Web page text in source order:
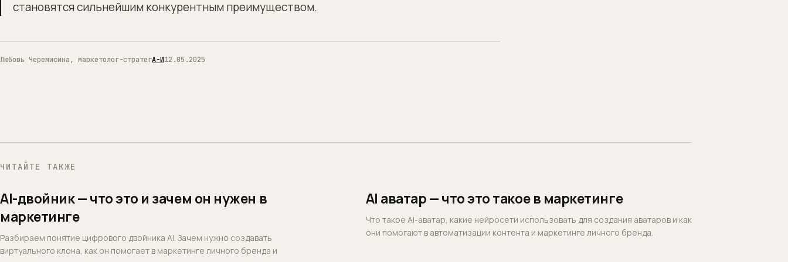
становятся сильнейшим конкурентным преимуществом.
Любовь Черемисина, маркетолог-стратегА-И12.05.2025
ЧИТАЙТЕ ТАКЖЕ
AI-двойник — что это и зачем он нужен в
маркетинге
Разбираем понятие цифрового двойника AI. Зачем нужно создавать
виртуального клона, как он помогает в маркетинге личного бренда и
AI аватар — что это такое в маркетинге
Что такое AI-аватар, какие нейросети использовать для создания аватаров и как
они помогают в автоматизации контента и маркетинге личного бренда.